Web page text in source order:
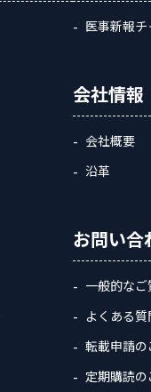
医事新報
会社情報
会社概要
沿革
お問い合
一般的なご
よくある質
転載申請の
定期購読の